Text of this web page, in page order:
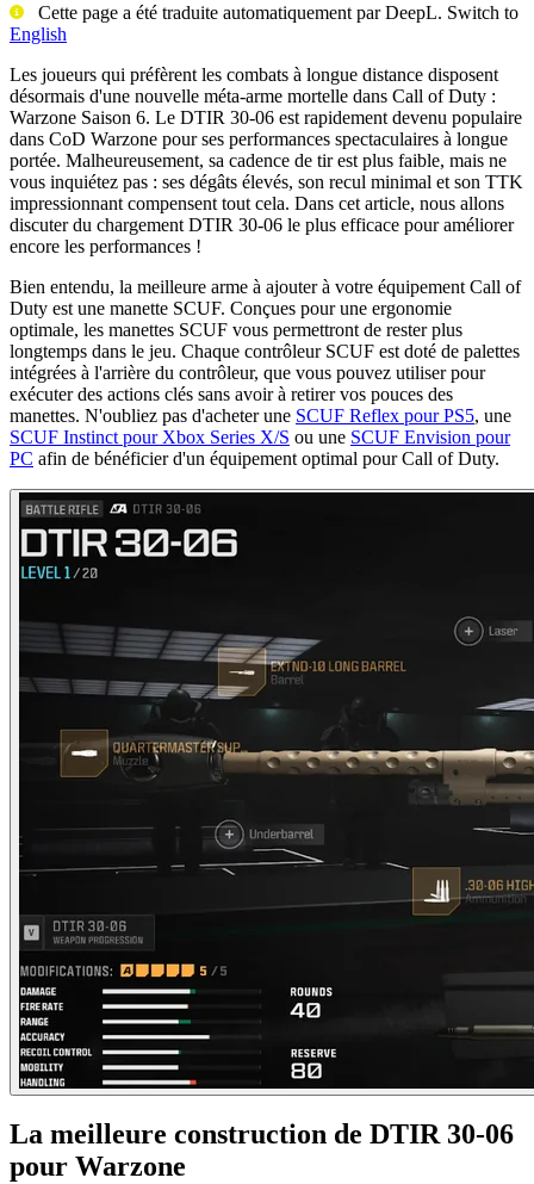
Cette page a été traduite automatiquement par DeepL. Switch to
English
Les joueurs qui préfèrent les combats à longue distance disposent
désormais d'une nouvelle méta-arme mortelle dans Call of Duty :
Warzone Saison 6. Le DTIR 30-06 est rapidement devenu populaire
dans CoD Warzone pour ses performances spectaculaires à longue
portée. Malheureusement, sa cadence de tir est plus faible, mais ne
vous inquiétez pas : ses dégâts élevés, son recul minimal et son TTK
impressionnant compensent tout cela. Dans cet article, nous allons
discuter du chargement DTIR 30-06 le plus efficace pour améliorer
encore les performances !
Bien entendu, la meilleure arme à ajouter à votre équipement Call of
Duty est une manette SCUF. Conçues pour une ergonomie
optimale, les manettes SCUF vous permettront de rester plus
longtemps dans le jeu. Chaque contrôleur SCUF est doté de palettes
intégrées à l'arrière du contrôleur, que vous pouvez utiliser pour
exécuter des actions clés sans avoir à retirer vos pouces des
manettes. N'oubliez pas d'acheter une SCUF Reflex pour PS5, une
SCUF Instinct pour Xbox Series X/S ou une SCUF Envision pour
PC afin de bénéficier d'un équipement optimal pour Call of Duty.
La meilleure construction de DTIR 30-06
pour Warzone